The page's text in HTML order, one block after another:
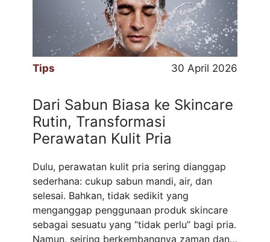
Tips 30 April 2026
Dari Sabun Biasa ke Skincare
Rutin, Transformasi
Perawatan Kulit Pria
Dulu, perawatan kulit pria sering dianggap
sederhana: cukup sabun mandi, air, dan
selesai. Bahkan, tidak sedikit yang
menganggap penggunaan produk skincare
sebagai sesuatu yang “tidak perlu” bagi pria.
Namun, seiring berkembangnya zaman dan